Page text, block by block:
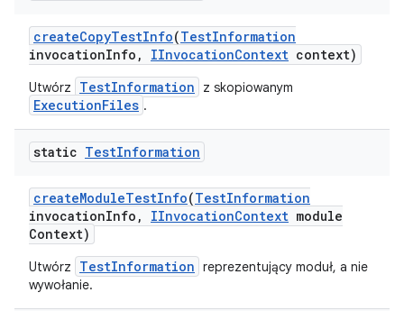
createCopyTestInfo(TestInformation
invocationInfo , IInvocationContext context)
Utwórz TestInformation z skopiowanym
ExecutionFiles .
static TestInformation
createModuleTestInfo(TestInformation
invocationInfo , IInvocationContext module
Context)
Utwórz TestInformation reprezentujący moduł, a nie
wywołanie.